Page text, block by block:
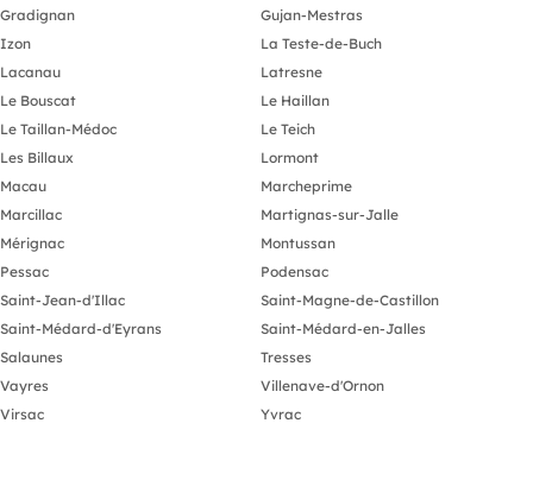
Gradignan
Gujan-Mestras
Izon
La Teste-de-Buch
Lacanau
Latresne
Le Bouscat
Le Haillan
Le Taillan-Médoc
Le Teich
Les Billaux
Lormont
Macau
Marcheprime
Marcillac
Martignas-sur-Jalle
Mérignac
Montussan
Pessac
Podensac
Saint-Jean-d'Illac
Saint-Magne-de-Castillon
Saint-Médard-d'Eyrans
Saint-Médard-en-Jalles
Salaunes
Tresses
Vayres
Villenave-d'Ornon
Virsac
Yvrac